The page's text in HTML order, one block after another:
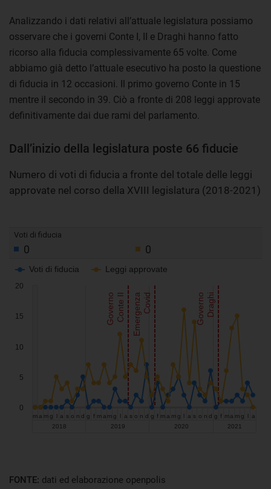
Analizzando i dati relativi all’attuale legislatura possiamo
osservare che i governi Conte I, II e Draghi hanno fatto
ricorso alla fiducia complessivamente 65 volte. Come
abbiamo già detto l’attuale esecutivo ha posto la questione
di fiducia in 12 occasioni. Il primo governo Conte in 15
mentre il secondo in 39. Ciò a fronte di 208 leggi approvate
definitivamente dai due rami del parlamento.
Dall’inizio della legislatura poste 66 fiducie
Numero di voti di fiducia a fronte del totale delle leggi
approvate nel corso della XVIII legislatura (2018-2021)
FONTE: dati ed elaborazione openpolis